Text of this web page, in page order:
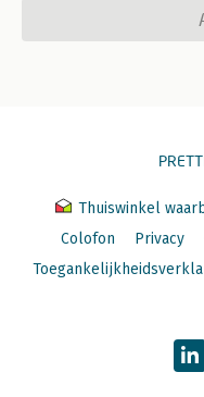
Thuiswinkel
Colofon
Privacy